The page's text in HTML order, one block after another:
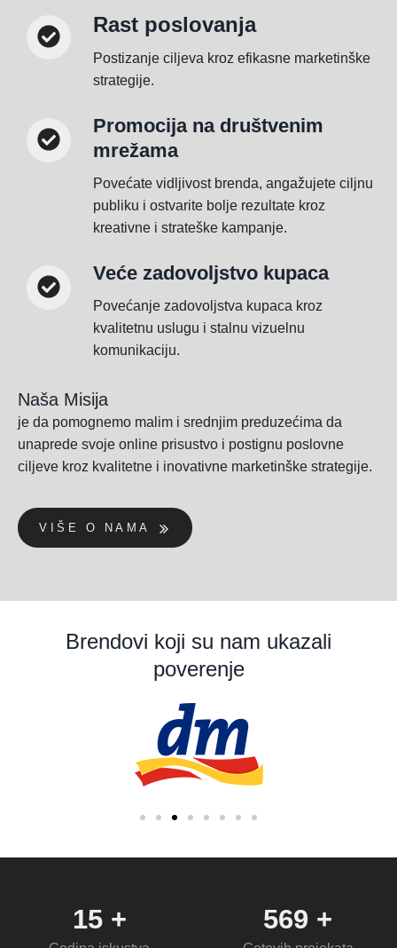
Rast poslovanja
Postizanje ciljeva kroz efikasne marketinške
strategije.
Promocija na društvenim
mrežama
Povećate vidljivost brenda, angažujete ciljnu
publiku i ostvarite bolje rezultate kroz
kreativne i strateške kampanje.
Veće zadovoljstvo kupaca
Povećanje zadovoljstva kupaca kroz
kvalitetnu uslugu i stalnu vizuelnu
komunikaciju.
Naša Misija
je da pomognemo malim i srednjim preduzećima da
unaprede svoje online prisustvo i postignu poslovne
ciljeve kroz kvalitetne i inovativne marketinške strategije.
VIŠE O NAMA
Brendovi koji su nam ukazali
poverenje
15 + 569 +